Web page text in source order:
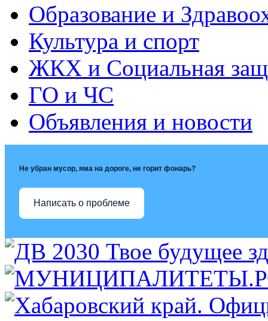
Образование и
Культура и спорт
ЖКХ и Социальная
ГО и ЧС
Объявления и новости
Не убран мусор, яма на дороге, не горит фонарь?
Написать о проблеме